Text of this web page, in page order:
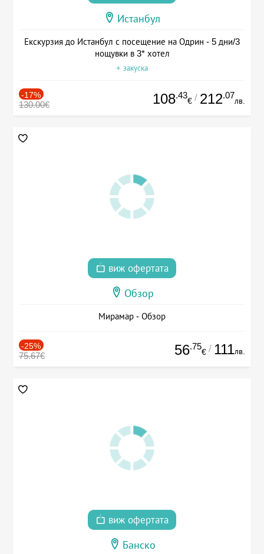
Истанбул
Екскурзия до Истанбул с посещение на Одрин - 5 дни/3
нощувки в 3* хотел
+ закуска
-17%
130.00€ 108.43
€ / 212.07
лв.
виж офертата
Обзор
Мирамар - Обзор
-25%
75.67€ 56.75
€ / 111лв.
виж офертата
Банско